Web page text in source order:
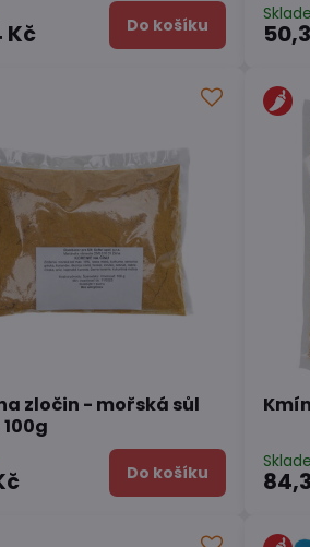
Kč Do košíku
zločin - mořská sůl
100g
Do košíku